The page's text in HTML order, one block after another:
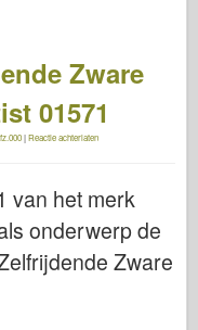
Zware
01571
|Reactie achterlaten
van het merk
onderwerp de
Zware